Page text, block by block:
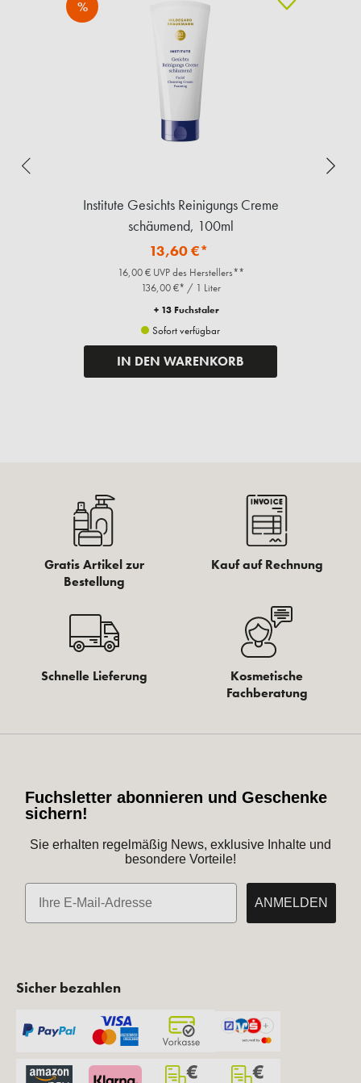
%
Institute Gesichts Reinigungs Creme
schäumend, 100ml
13,60 €*
16,00 € UVP des Herstellers**
136,00 €* / 1 Liter
+ 13 Fuchstaler
Sofort verfügbar
IN DEN WARENKORB
Gratis Artikel zur
Bestellung
Kauf auf Rechnung
Schnelle Lieferung
Kosmetische
Fachberatung
Fuchsletter abonnieren und Geschenke
sichern!
Sie erhalten regelmäßig News, exklusive Inhalte und
besondere Vorteile!
E-Mail
ANMELDEN
Sicher bezahlen